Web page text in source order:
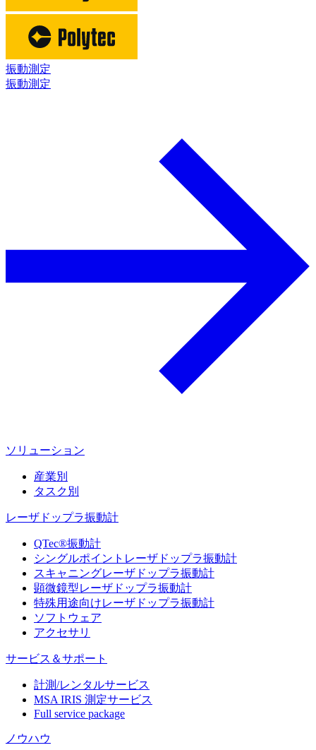
振動測定
振動測定
ソリューション
産業別
タスク別
レーザドップラ振動計
QTec®振動計
シングルポイントレーザドップラ振動計
スキャニングレーザドップラ振動計
顕微鏡型レーザドップラ振動計
特殊用途向けレーザドップラ振動計
ソフトウェア
アクセサリ
サービス＆サポート
計測/レンタルサービス
MSA IRIS 測定サービス
Full service package
ノウハウ